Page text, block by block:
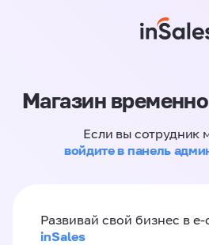
Магазин
Если вы сотрудник
войдите в панель
Развивай свой бизнес в
inSales